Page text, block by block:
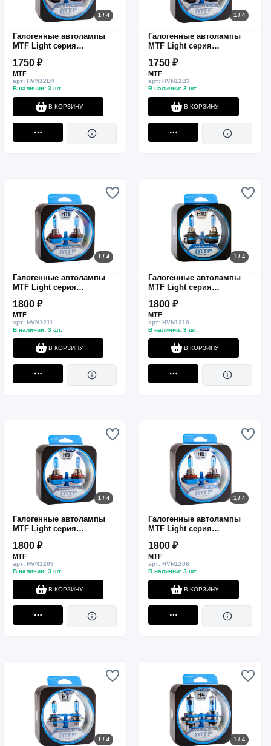
1 / 4
Галогенные автолампы
MTF Light серия
55W, комп.
1750 ₽
MTF
арт: HVN12B4
В наличии: 3 шт.
В КОРЗИНУ
1 / 4
Галогенные автолампы
MTF Light серия
65W, комп.
1750 ₽
MTF
арт: HVN12B3
В наличии: 3 шт.
В КОРЗИНУ
1 / 4
Галогенные автолампы
MTF Light серия
комп.
1800 ₽
MTF
арт: HVN1211
В наличии: 3 шт.
В КОРЗИНУ
1 / 4
Галогенные автолампы
MTF Light серия
комп.
1800 ₽
MTF
арт: HVN1210
В наличии: 3 шт.
В КОРЗИНУ
1 / 4
Галогенные автолампы
MTF Light серия
комп.
1800 ₽
MTF
арт: HVN1209
В наличии: 3 шт.
В КОРЗИНУ
1 / 4
Галогенные автолампы
MTF Light серия
комп.
1800 ₽
MTF
арт: HVN1208
В наличии: 3 шт.
В КОРЗИНУ
1 / 4 1 / 4